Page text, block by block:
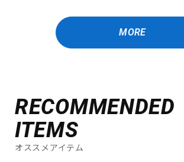
MORE
RECOMMENDED
ITEMS
オススメアイテム